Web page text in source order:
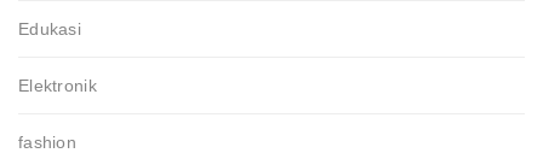
Edukasi
Elektronik
fashion